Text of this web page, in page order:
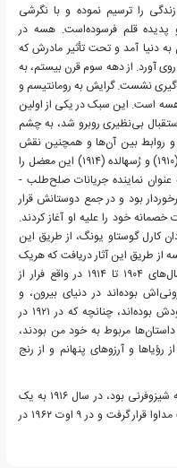
را ترسیم نموده و با نگرشی
پدیده قلم فرسوده‌است. هسه در
دنیا آمد و تحت تأثیر مادرش که
آورد. از دهه سوم قرن بیستم، به
نشست. گرایش به رومانتیسم و
است. این سبک در یکی از اولین
کامنسیند (۱۹۰۴)، که با استقبال بی‌نظیری روبرو شد، به چشم
روابط بین آن‌ها و همچنین نقش
هنرمند در جامعه، پرداخته و در رمان‌های گرترود (۱۹۱۰) و رُسهالده (۱۹۱۴) این معضل را
نماینده جریانات صلح‌طلب -
بود و در جمع دوستانش قرار
خصمانه خود را علیه او آغاز کردند.
کارل گوستاو یونگ، از طریق این
از طریق این آثار دریافت که هریک
از فرارهای دیوانه‌وار و فزاینده‌اش در فاصله سال‌های ۱۹۰۴ تا ۱۹۱۴ در واقع فرار از
بوده‌اند در دنیای بیرون، و
نوشته‌هایش نیز قرینه‌سازی ای از خویشتن خودش بوده‌اند، چنانچه که در ۱۹۲۱ در
مربوط به خود من بودند،
رؤیاها و آرزوهای پنهانم و از رنج
هرمان هسه متأثر از بیماری همسرش که مبتلا به شیزوفرنی بود، در سال ۱۹۱۶ به یک
بحران عمیق روحی (افسردگی) مبتلا شد و تحت مداوا قرار گرفت و در ۹ اوت ۱۹۶۲ در